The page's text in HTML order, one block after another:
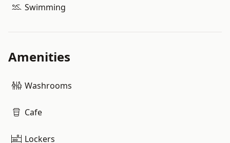
Swimming
Amenities
Washrooms
Cafe
Lockers